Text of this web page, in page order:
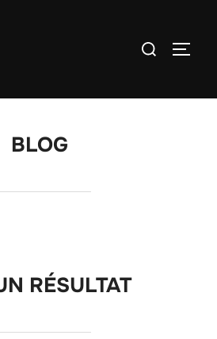
Rechercher :
BLOG
RÉSULTAT